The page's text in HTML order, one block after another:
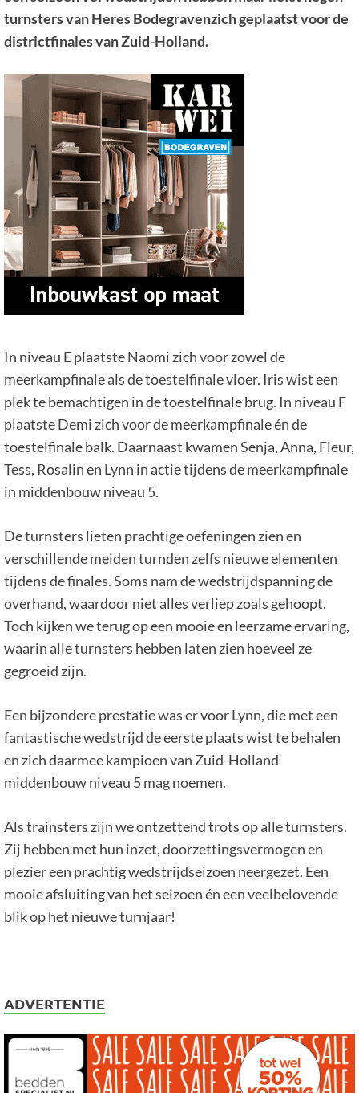
turnsters van Heres Bodegravenzich geplaatst voor de
districtfinales van Zuid-Holland.
In niveau E plaatste Naomi zich voor zowel de
meerkampfinale als de toestelfinale vloer. Iris wist een
plek te bemachtigen in de toestelfinale brug. In niveau F
plaatste Demi zich voor de meerkampfinale én de
toestelfinale balk. Daarnaast kwamen Senja, Anna, Fleur,
Tess, Rosalin en Lynn in actie tijdens de meerkampfinale
in middenbouw niveau 5.
De turnsters lieten prachtige oefeningen zien en
verschillende meiden turnden zelfs nieuwe elementen
tijdens de finales. Soms nam de wedstrijdspanning de
overhand, waardoor niet alles verliep zoals gehoopt.
Toch kijken we terug op een mooie en leerzame ervaring,
waarin alle turnsters hebben laten zien hoeveel ze
gegroeid zijn.
Een bijzondere prestatie was er voor Lynn, die met een
fantastische wedstrijd de eerste plaats wist te behalen
en zich daarmee kampioen van Zuid-Holland
middenbouw niveau 5 mag noemen.
Als trainsters zijn we ontzettend trots op alle turnsters.
Zij hebben met hun inzet, doorzettingsvermogen en
plezier een prachtig wedstrijdseizoen neergezet. Een
mooie afsluiting van het seizoen én een veelbelovende
blik op het nieuwe turnjaar!
ADVERTENTIE